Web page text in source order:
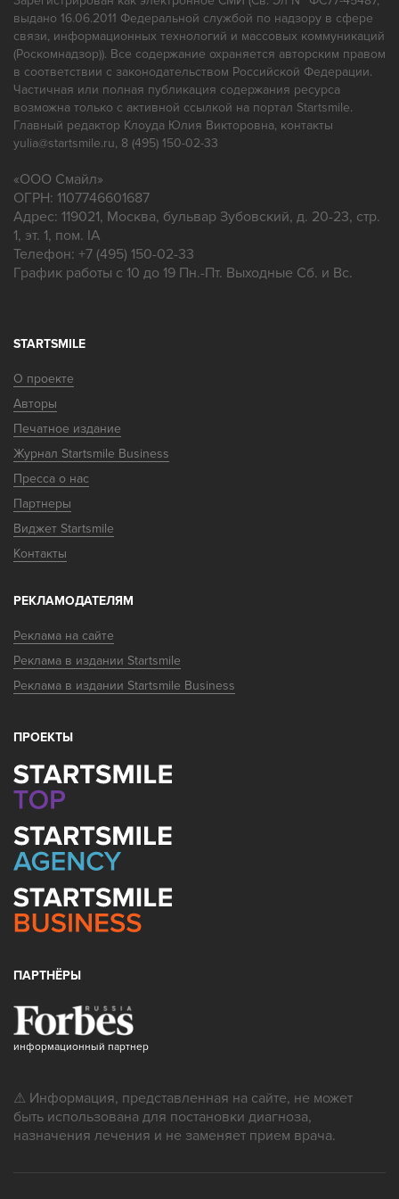
Ремонт зубных протезов
выдано 16.06.2011 Федеральной службой по надзору в сфере
связи, информационных технологий и массовых коммуникаций
(Роскомнадзор)). Все содержание охраняется авторским правом
в соответствии с законодательством Российской Федерации.
Частичная или полная публикация содержания ресурса
возможна только с активной ссылкой на портал Startsmile.
Главный редактор Клоуда Юлия Викторовна, контакты
yulia@startsmile.ru, 8 (495) 150-02-33
«ООО Смайл»
ОГРН: 1107746601687
Адрес: 119021, Москва, бульвар Зубовский, д. 20-23, стр.
1, эт. 1, пом. IA
Телефон: +7 (495) 150-02-33
График работы с 10 до 19 Пн.-Пт. Выходные Сб. и Вс.
STARTSMILE
О проекте
Авторы
Печатное издание
Журнал Startsmile Business
Пресса о нас
Партнеры
Виджет Startsmile
Контакты
РЕКЛАМОДАТЕЛЯМ
Реклама на сайте
Реклама в издании Startsmile
Реклама в издании Startsmile Business
ПРОЕКТЫ
ПАРТНЁРЫ
информационный партнер
⚠ Информация, представленная на сайте, не может
быть использована для постановки диагноза,
назначения лечения и не заменяет прием врача.